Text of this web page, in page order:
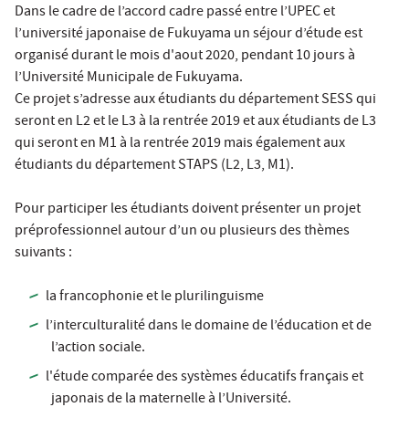
Dans le cadre de l’accord cadre passé entre l’UPEC et
l’université japonaise de Fukuyama un séjour d’étude est
organisé durant le mois d'aout 2020, pendant 10 jours à
l’Université Municipale de Fukuyama.
Ce projet s’adresse aux étudiants du département SESS qui
seront en L2 et le L3 à la rentrée 2019 et aux étudiants de L3
qui seront en M1 à la rentrée 2019 mais également aux
étudiants du département STAPS (L2, L3, M1).
Pour participer les étudiants doivent présenter un projet
préprofessionnel autour d’un ou plusieurs des thèmes
suivants :
la francophonie et le plurilinguisme
l’interculturalité dans le domaine de l’éducation et de
l’action sociale.
l'étude comparée des systèmes éducatifs français et
japonais de la maternelle à l’Université.